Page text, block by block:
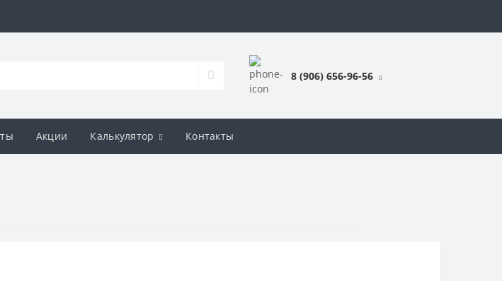
8 (906) 656-96-56
Акции Калькулятор Контакты